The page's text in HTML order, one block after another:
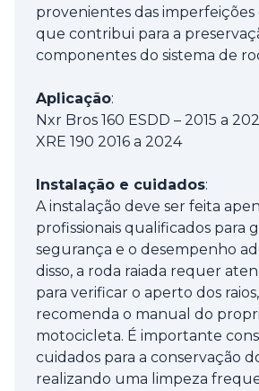
provenientes das
que contribui para a
componentes do sistema de
Aplicação:
Nxr Bros 160 ESDD – 2015 a
XRE 190 2016 a 2024
Instalação e cuidados:
A instalação deve ser feita
profissionais qualificados para
segurança e o desempenho
disso, a roda raiada requer
para verificar o aperto dos
recomenda o manual do
motocicleta. É importante
cuidados para a conservação
realizando uma limpeza